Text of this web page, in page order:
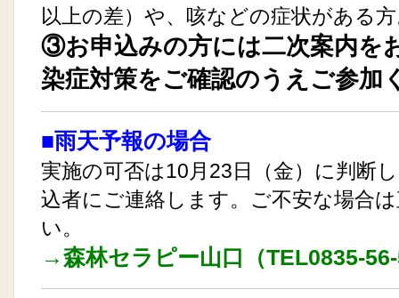
以上の差）や、咳などの症状がある
③お申込みの方には二次案内を
染症対策をご確認のうえご参加
■雨天予報の場合
実施の可否は10月23日（金）に判断
込者にご連絡します。ご不安な場合
い。
→森林セラピー山口（TEL0835-